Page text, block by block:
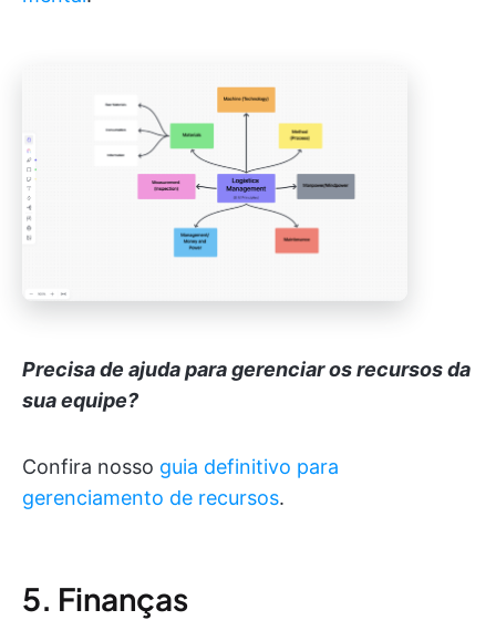
Precisa de ajuda para gerenciar os recursos da
sua equipe?
Confira nosso guia definitivo para
gerenciamento de recursos.
5. Finanças